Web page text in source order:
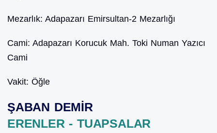
Mezarlık: Adapazarı Emirsultan-2 Mezarlığı
Cami: Adapazarı Korucuk Mah. Toki Numan Yazıcı
Cami
Vakit: Öğle
ŞABAN DEMİR
ERENLER - TUAPSALAR